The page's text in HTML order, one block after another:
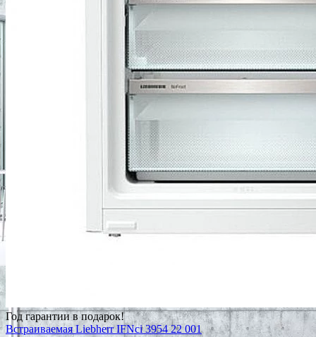
Год гарантии в подарок!
Встраиваемая Liebherr IFNci 3954 22 001